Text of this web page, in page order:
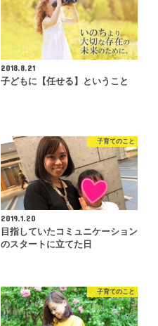
2018.8.21
子どもに【任せる】ということ
子育てのこと
2019.1.20
目指していたコミュニケーション
のスタートに立てた日
子育てのこと